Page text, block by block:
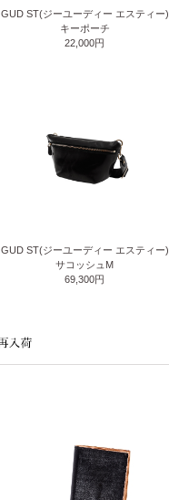
GUD ST(ジーユーディー エスティー)
キーポーチ
22,000円
GUD ST(ジーユーディー エスティー)
サコッシュM
69,300円